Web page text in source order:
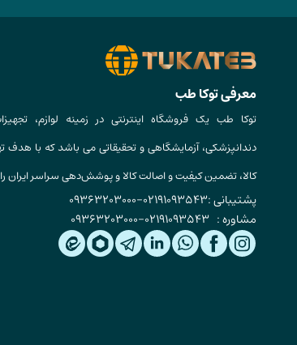
معرفی توکا طب
توکا طب یک فروشگاه اینترنتی در زمینه لوازم،
دندانپزشکی، آزمایشگاهی و تحقیقاتی می باشد که با هدف
کالا، تضمین کیفیت و اصالت کالا و پوشش‌دهی سراسر ایران
پشتیبانی :02191093543
-
09363203000
مشاوره : 02191093543
-
09363203000